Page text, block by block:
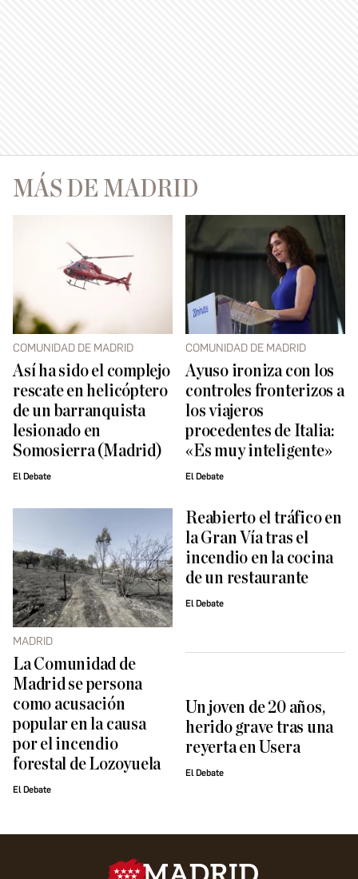
MÁS DE MADRID
COMUNIDAD DE MADRID
Así ha sido el complejo
rescate en helicóptero
de un barranquista
lesionado en
Somosierra (Madrid)
El Debate
COMUNIDAD DE MADRID
Ayuso ironiza con los
controles fronterizos a
los viajeros
procedentes de Italia:
«Es muy inteligente»
El Debate
MADRID
La Comunidad de
Madrid se persona
como acusación
popular en la causa
por el incendio
forestal de Lozoyuela
El Debate
Reabierto el tráfico en
la Gran Vía tras el
incendio en la cocina
de un restaurante
El Debate
Un joven de 20 años,
herido grave tras una
reyerta en Usera
El Debate